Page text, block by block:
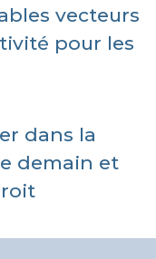
vecteurs
pour les
dans la
demain et